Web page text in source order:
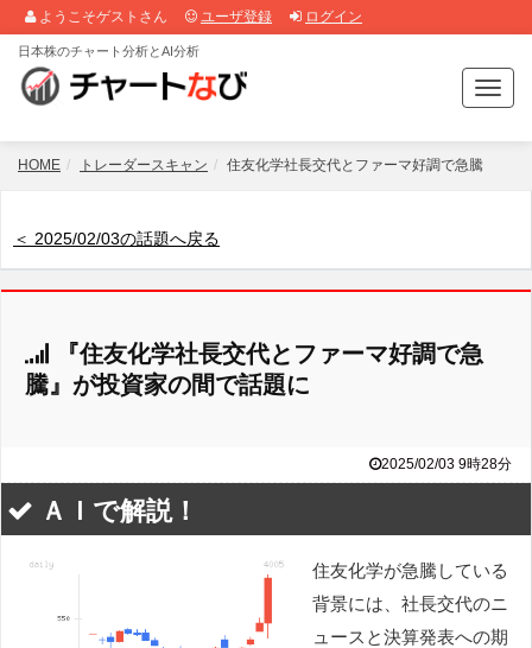
ようこそゲストさん ユーザ登録 ログイン
T
o
g
日本株のチャート分析とAI分析
HOME トレーダースキャン 住友化学社長交代とファーマ好調で急騰
＜ 2025/02/03の話題へ戻る
『住友化学社長交代とファーマ好調で急
騰』が投資家の間で話題に
2025/02/03 9時28分
ＡＩで解説！
住友化学が急騰している
背景には、社長交代のニ
ュースと決算発表への期